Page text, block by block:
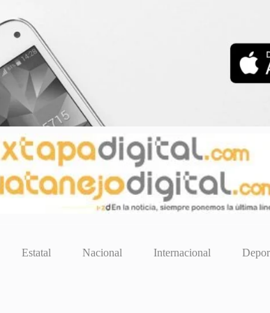
Estatal Nacional Internacional